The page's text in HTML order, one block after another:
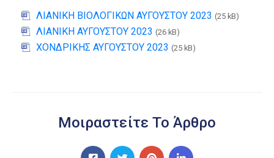
ΛΙΑΝΙΚΗ ΒΙΟΛΟΓΙΚΩΝ ΑΥΓΟΥΣΤΟΥ 2023 (25 kB)
ΛΙΑΝΙΚΗ ΑΥΓΟΥΣΤΟΥ 2023 (26 kB)
ΧΟΝΔΡΙΚΗΣ ΑΥΓΟΥΣΤΟΥ 2023 (25 kB)
Μοιραστείτε Το Άρθρο